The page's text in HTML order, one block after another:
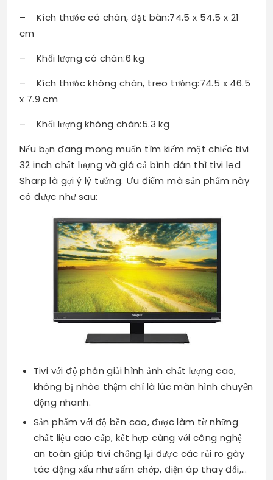
– Kích thước có chân, đặt bàn:74.5 x 54.5 x 21
cm
– Khối lượng có chân:6 kg
– Kích thước không chân, treo tường:74.5 x 46.5
x 7.9 cm
– Khối lượng không chân:5.3 kg
Nếu bạn đang mong muốn tìm kiếm một chiếc tivi
32 inch chất lượng và giá cả bình dân thì tivi led
Sharp là gợi ý lý tưởng. Ưu điểm mà sản phẩm này
có được như sau:
Tivi với độ phân giải hình ảnh chất lượng cao,
không bị nhòe thậm chí là lúc màn hình chuyển
động nhanh.
Sản phẩm với độ bền cao, được làm từ những
chất liệu cao cấp, kết hợp cùng với công nghệ
an toàn giúp tivi chống lại được các rủi ro gây
tác động xấu như sấm chớp, điện áp thay đổi,…